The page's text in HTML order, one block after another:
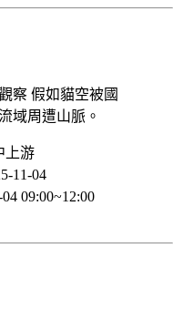
察 假如貓空被國
域周遭山脈。
上游
11-04
09:00~12:00